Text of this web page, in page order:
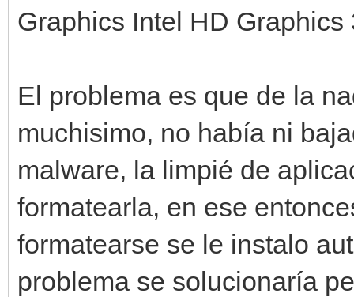
Graphics Intel HD Graphics
El problema es que de la
muchisimo, no había ni
malware, la limpié de
formatearla, en ese
formatearse se le instalo
problema se solucionaría